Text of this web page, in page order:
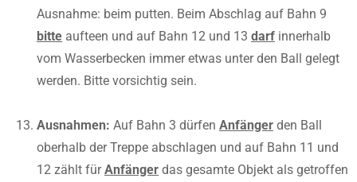
Ausnahme: beim putten. Beim Abschlag auf Bahn 9
bitte aufteen und auf Bahn 12 und 13 darf innerhalb
vom Wasserbecken immer etwas unter den Ball gelegt
werden. Bitte vorsichtig sein.
Ausnahmen: Auf Bahn 3 dürfen Anfänger den Ball
oberhalb der Treppe abschlagen und auf Bahn 11 und
12 zählt fürAnfänger das gesamte Objekt als getroffen